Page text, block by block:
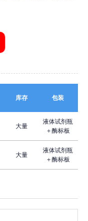
库存 包装
大量
液体试剂瓶
＋酶标板
大量
液体试剂瓶
＋酶标板